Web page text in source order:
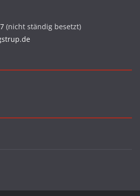
(nicht ständig besetzt)